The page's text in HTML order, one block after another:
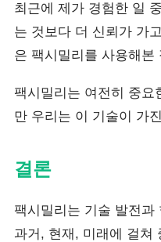
최근에 제가 경험한 일
는 것보다 더 신뢰가 가
은 팩시밀리를 사용해본
팩시밀리는 여전히 중요
만 우리는 이 기술이 가
결론
팩시밀리는 기술 발전
과거, 현재, 미래에 걸쳐